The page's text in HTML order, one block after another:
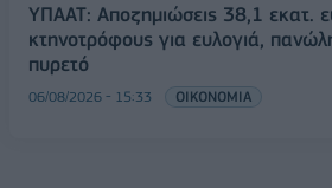
ΥΠΑΑΤ: Αποζημιώσεις 38,1 εκατ.
κτηνοτρόφους για ευλογιά,
πυρετό
06/08/2026 - 15:33 ΟΙΚΟΝΟΜΙΑ